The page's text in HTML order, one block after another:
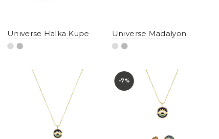
Universe Halka Küpe Universe Madalyon
-7%